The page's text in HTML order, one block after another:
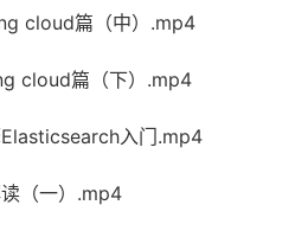
cloud篇（中）.mp4
cloud篇（下）.mp4
入门.mp4
（一）.mp4